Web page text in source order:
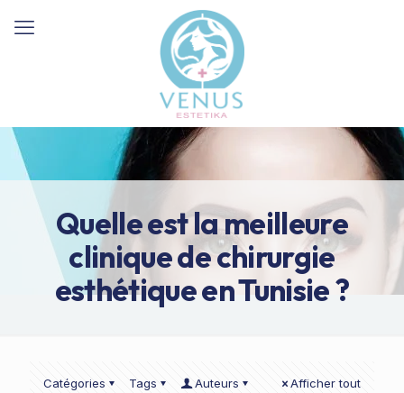
Quelle est la meilleure
clinique de chirurgie
esthétique en Tunisie ?
Catégories Tags Auteurs Afficher tout